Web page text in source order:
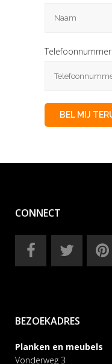
Telefoonnummer
CONNECT
BEZOEKADRES
Planken en meubels
Vonderweg 3